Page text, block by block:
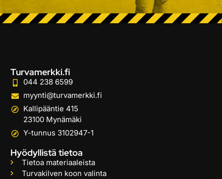
Turvamerkki.fi
044 238 6599
myynti@turvamerkki.fi
Kallipääntie 415
23100 Mynämäki
Y-tunnus 3102947-1
Hyödyllistä tietoa
Tietoa materiaaleista
Turvakilven koon valinta